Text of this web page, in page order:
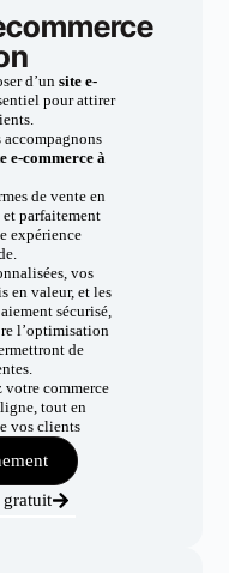
d’unsite e-
pour attirer
e-commerce à
de vente en
parfaitement
expérience
vos
en valeur, et les
sécurisé,
l’optimisation
de
commerce
tout en
vos clients
gratuit